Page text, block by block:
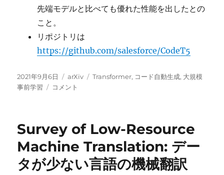
先端モデルと比べても優れた性能を出したとの
こと。
リポジトリは
https://github.com/salesforce/CodeT5
投
稿
2021年9月6日
カ
テ
arXiv
タ
Transformer, コード自動生成, 大規模
事前学習
CodeT5:
理
解
と
生
成
コメント
Survey of Low-Resource
Machine Translation: デー
タが少ない言語の機械翻訳